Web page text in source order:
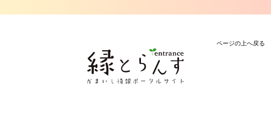
ページの上へ戻る